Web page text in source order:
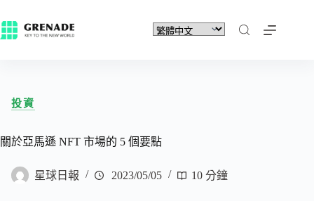
投資
關於亞馬遜 NFT 市場的 5 個要點
星球日報 2023/05/05 10 分鐘